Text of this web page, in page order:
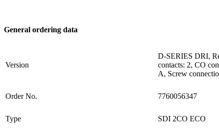
General ordering data
Version
D-SERIES DRI,
contacts: 2, CO
A, Screw
Order No. 7760056347
Type SDI 2CO ECO